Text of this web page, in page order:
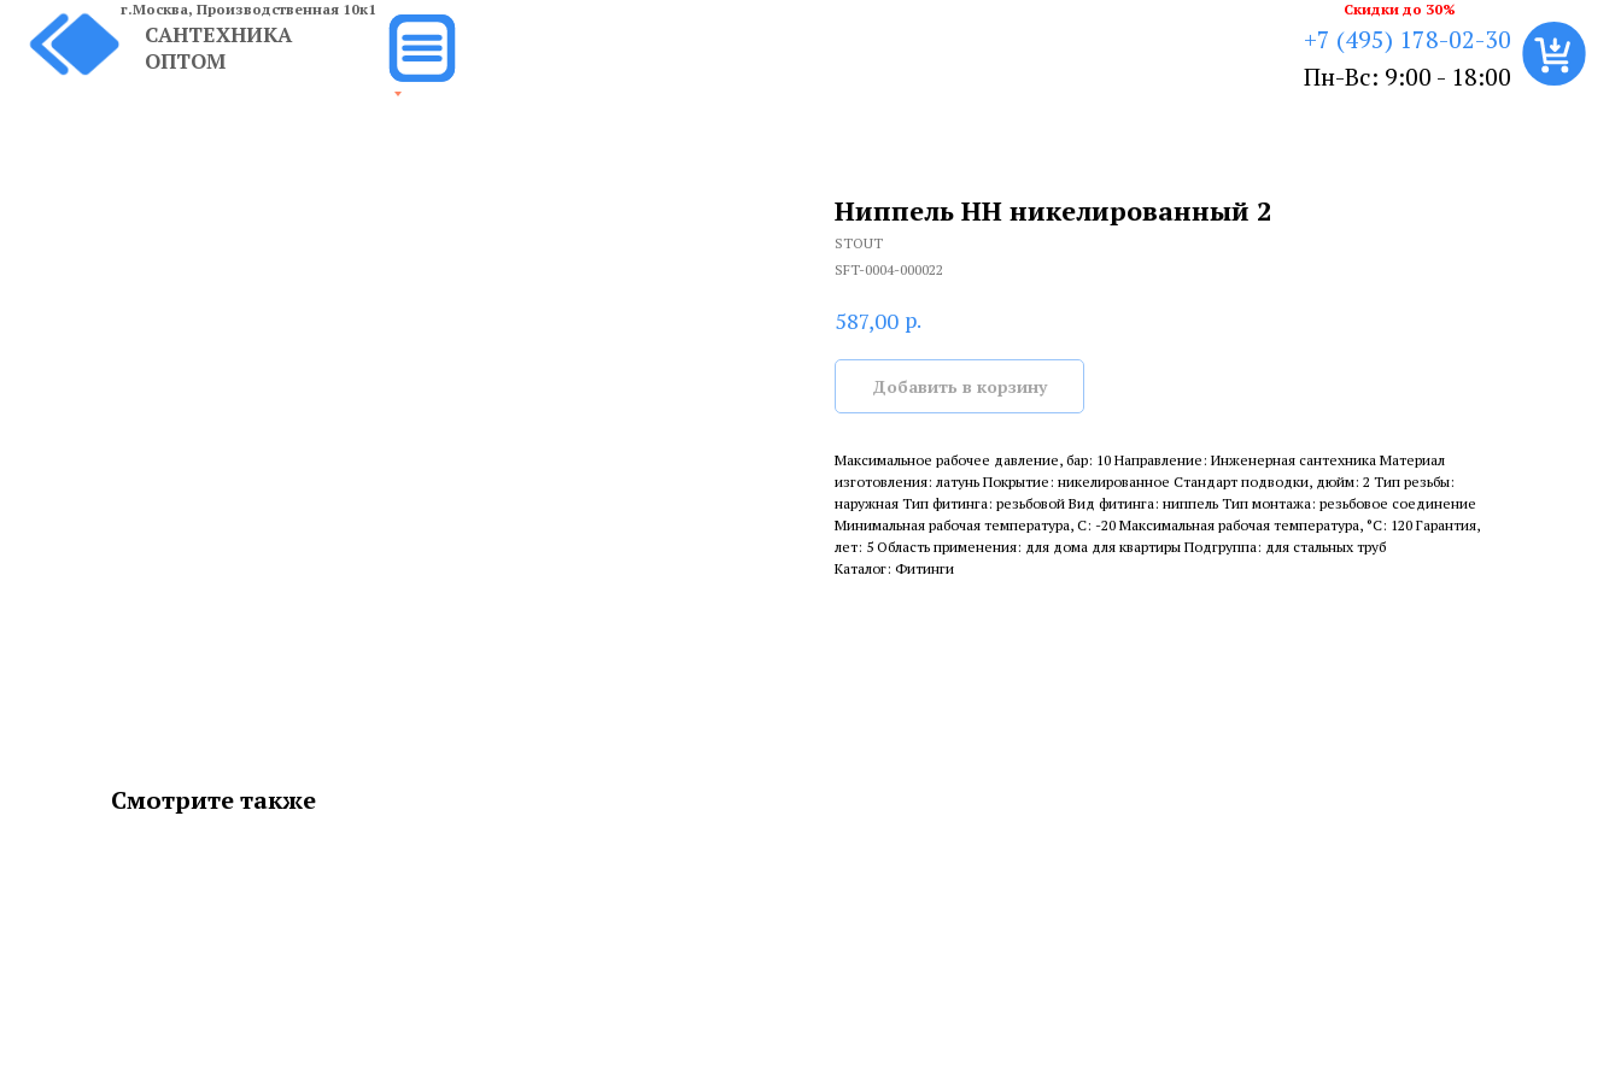
САНТЕХНИКА
ОПТОМ
+7 (495) 178-02-30
Пн-Вс: 9:00 - 18:00
г.Москва, Производственная 10к1 Скидки до 30%
Ниппель HH никелированный 2
STOUT
SFT-0004-000022
587,00 р.
Добавить в корзину
Максимальное рабочее давление, бар: 10 Направление: Инженерная сантехника Материал
изготовления: латунь Покрытие: никелированное Стандарт подводки, дюйм: 2 Тип резьбы:
наружная Тип фитинга: резьбовой Вид фитинга: ниппель Тип монтажа: резьбовое соединение
Минимальная рабочая температура, С: -20 Максимальная рабочая температура, °С: 120 Гарантия,
лет: 5 Область применения: для дома для квартиры Подгруппа: для стальных труб
Каталог: Фитинги
Смотрите также